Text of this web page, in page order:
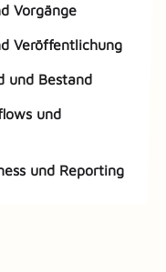
Vorgänge
Veröffentlichung
und Bestand
und
und Reporting